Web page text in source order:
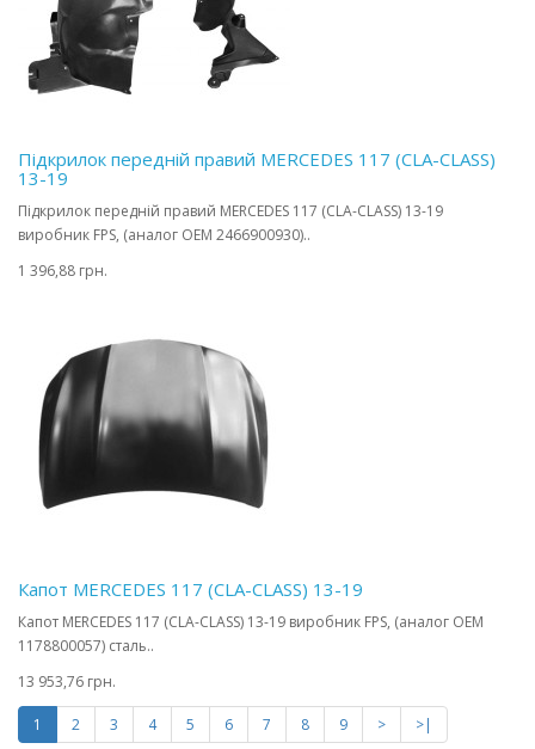
Підкрилок передній правий MERCEDES 117 (CLA-CLASS)
13-19
Підкрилок передній правий MERCEDES 117 (CLA-CLASS) 13-19
виробник FPS, (аналог OEM 2466900930)..
1 396,88 грн.
Капот MERCEDES 117 (CLA-CLASS) 13-19
Капот MERCEDES 117 (CLA-CLASS) 13-19 виробник FPS, (аналог OEM
1178800057) сталь..
13 953,76 грн.
1 2 3 4 5 6 7 8 9 >
>|